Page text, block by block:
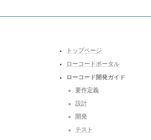
トップページ
ローコードポータル
ローコード開発ガイド
要件定義
設計
開発
テスト